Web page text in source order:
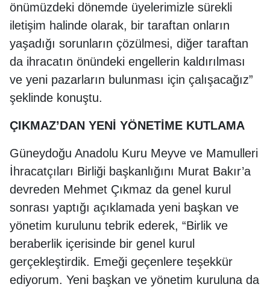
önümüzdeki dönemde üyelerimizle sürekli
iletişim halinde olarak, bir taraftan onların
yaşadığı sorunların çözülmesi, diğer taraftan
da ihracatın önündeki engellerin kaldırılması
ve yeni pazarların bulunması için çalışacağız”
şeklinde konuştu.
ÇIKMAZ’DAN YENİ YÖNETİME KUTLAMA
Güneydoğu Anadolu Kuru Meyve ve Mamulleri
İhracatçıları Birliği başkanlığını Murat Bakır’a
devreden Mehmet Çıkmaz da genel kurul
sonrası yaptığı açıklamada yeni başkan ve
yönetim kurulunu tebrik ederek, “Birlik ve
beraberlik içerisinde bir genel kurul
gerçekleştirdik. Emeği geçenlere teşekkür
ediyorum. Yeni başkan ve yönetim kuruluna da